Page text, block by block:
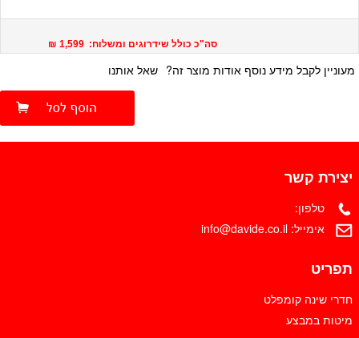
סה"כ כולל שידרוגים ומשלוח: 1,599 ₪
מעוניין לקבל מידע נוסף אודות מוצר זה? שאל אותנו
יצירת קשר
טלפון:
אימייל: info@davide.co.il
תפריט
חדרי שינה קומפלט
מיטות במבצע